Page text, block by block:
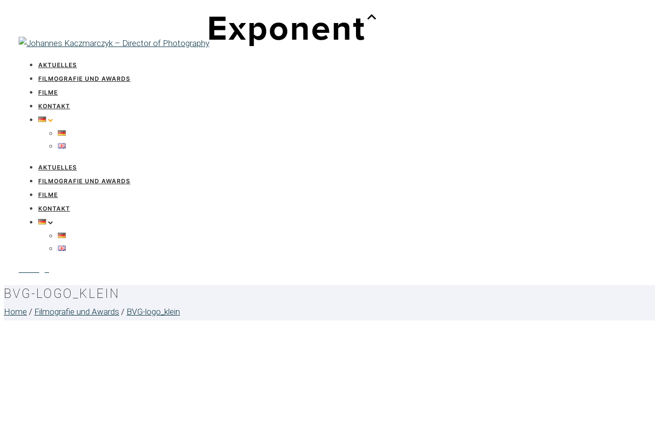
AKTUELLES
FILMOGRAFIE UND AWARDS
FILME
KONTAKT
AKTUELLES
FILMOGRAFIE UND AWARDS
FILME
KONTAKT
BVG-LOGO_KLEIN
Home / Filmografie und Awards / BVG-logo_klein